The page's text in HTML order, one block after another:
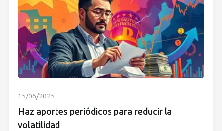
15/06/2025
Haz aportes periódicos para reducir la
volatilidad